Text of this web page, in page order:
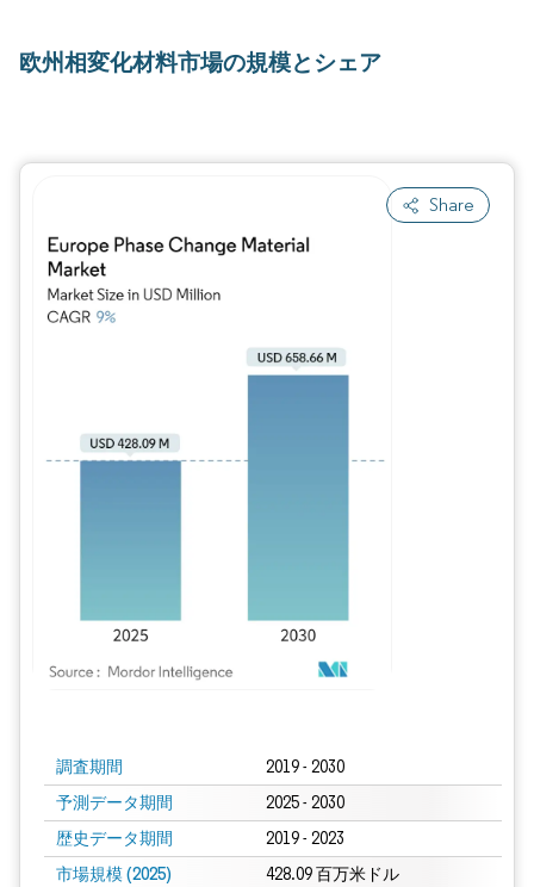
欧州相変化材料市場の規模とシェア
Share
調査期間 2019 - 2030
予測データ期間 2025 - 2030
歴史データ期間 2019 - 2023
市場規模 (2025) 428.09 百万米ドル